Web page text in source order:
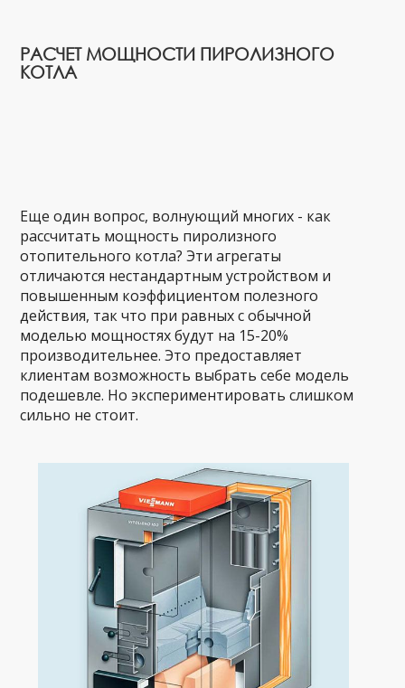
РАСЧЕТ МОЩНОСТИ ПИРОЛИЗНОГО
КОТЛА
Еще один вопрос, волнующий многих - как
рассчитать мощность пиролизного
отопительного котла? Эти агрегаты
отличаются нестандартным устройством и
повышенным коэффициентом полезного
действия, так что при равных с обычной
моделью мощностях будут на 15-20%
производительнее. Это предоставляет
клиентам возможность выбрать себе модель
подешевле. Но экспериментировать слишком
сильно не стоит.